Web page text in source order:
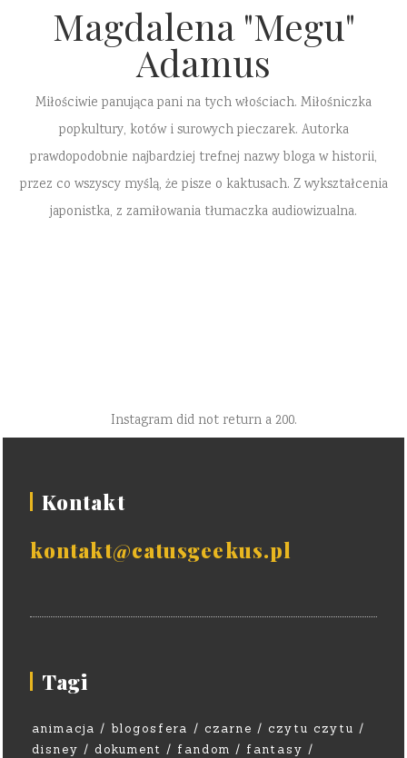
Magdalena "Megu"
Adamus
Miłościwie panująca pani na tych włościach. Miłośniczka
popkultury, kotów i surowych pieczarek. Autorka
prawdopodobnie najbardziej trefnej nazwy bloga w historii,
przez co wszyscy myślą, że pisze o kaktusach. Z wykształcenia
japonistka, z zamiłowania tłumaczka audiowizualna.
Instagram did not return a 200.
Kontakt
kontakt@catusgeekus.pl
Tagi
animacja blogosfera czarne
czytu czytu
disney
dokument fandom
fantasy